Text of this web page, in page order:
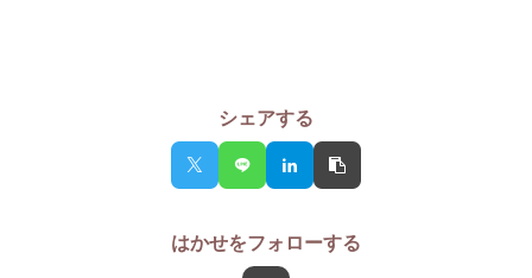
シェアする
はかせをフォローする